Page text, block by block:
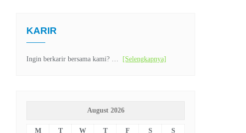
KARIR
Ingin berkarir bersama kami? … [Selengkapnya]
August 2026
M T W T F S
S